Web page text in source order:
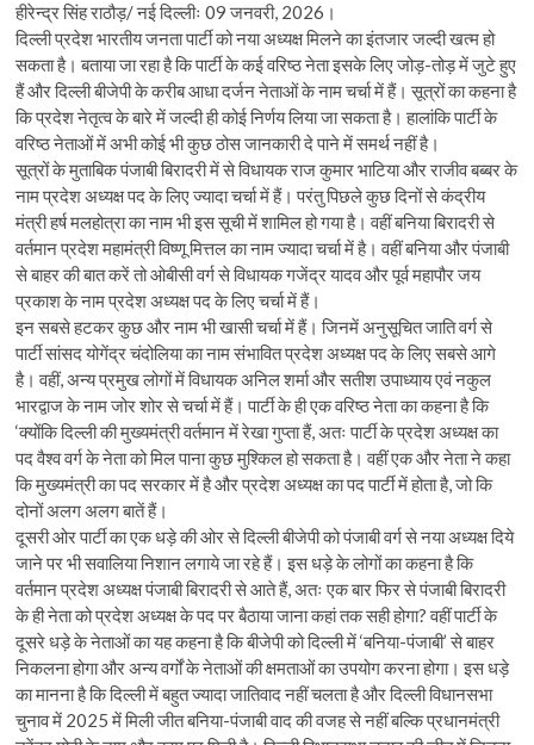
हीरेन्द्र सिंह राठौड़/ नई दिल्लीः 09 जनवरी, 2026।
दिल्ली प्रदेश भारतीय जनता पार्टी को नया अध्यक्ष मिलने का इंतजार जल्दी खत्म हो
सकता है। बताया जा रहा है कि पार्टी के कई वरिष्ठ नेता इसके लिए जोड़-तोड़ में जुटे हुए
हैं और दिल्ली बीजेपी के करीब आधा दर्जन नेताओं के नाम चर्चा में हैं। सूत्रों का कहना है
कि प्रदेश नेतृत्व के बारे में जल्दी ही कोई निर्णय लिया जा सकता है। हालांकि पार्टी के
वरिष्ठ नेताओं में अभी कोई भी कुछ ठोस जानकारी दे पाने में समर्थ नहीं है।
सूत्रों के मुताबिक पंजाबी बिरादरी में से विधायक राज कुमार भाटिया और राजीव बब्बर के
नाम प्रदेश अध्यक्ष पद के लिए ज्यादा चर्चा में हैं। परंतु पिछले कुछ दिनों से कंद्रीय
मंत्री हर्ष मलहोत्रा का नाम भी इस सूची में शामिल हो गया है। वहीं बनिया बिरादरी से
वर्तमान प्रदेश महामंत्री विष्णू मित्तल का नाम ज्यादा चर्चा में है। वहीं बनिया और पंजाबी
से बाहर की बात करें तो ओबीसी वर्ग से विधायक गजेंद्र यादव और पूर्व महापौर जय
प्रकाश के नाम प्रदेश अध्यक्ष पद के लिए चर्चा में हैं।
इन सबसे हटकर कुछ और नाम भी खासी चर्चा में हैं। जिनमें अनुसूचित जाति वर्ग से
पार्टी सांसद योगेंद्र चंदोलिया का नाम संभावित प्रदेश अध्यक्ष पद के लिए सबसे आगे
है। वहीं, अन्य प्रमुख लोगों में विधायक अनिल शर्मा और सतीश उपाध्याय एवं नकुल
भारद्वाज के नाम जोर शोर से चर्चा में हैं। पार्टी के ही एक वरिष्ठ नेता का कहना है कि
‘क्योंकि दिल्ली की मुख्यमंत्री वर्तमान में रेखा गुप्ता हैं, अतः पार्टी के प्रदेश अध्यक्ष का
पद वैश्व वर्ग के नेता को मिल पाना कुछ मुश्किल हो सकता है। वहीं एक और नेता ने कहा
कि मुख्यमंत्री का पद सरकार में है और प्रदेश अध्यक्ष का पद पार्टी में होता है, जो कि
दोनों अलग अलग बातें हैं।
दूसरी ओर पार्टी का एक धड़े की ओर से दिल्ली बीजेपी को पंजाबी वर्ग से नया अध्यक्ष दिये
जाने पर भी सवालिया निशान लगाये जा रहे हैं। इस धड़े के लोगों का कहना है कि
वर्तमान प्रदेश अध्यक्ष पंजाबी बिरादरी से आते हैं, अतः एक बार फिर से पंजाबी बिरादरी
के ही नेता को प्रदेश अध्यक्ष के पद पर बैठाया जाना कहां तक सही होगा? वहीं पार्टी के
दूसरे धड़े के नेताओं का यह कहना है कि बीजेपी को दिल्ली में ‘बनिया-पंजाबी’ से बाहर
निकलना होगा और अन्य वर्गों के नेताओं की क्षमताओं का उपयोग करना होगा। इस धड़े
का मानना है कि दिल्ली में बहुत ज्यादा जातिवाद नहीं चलता है और दिल्ली विधानसभा
चुनाव में 2025 में मिली जीत बनिया-पंजाबी वाद की वजह से नहीं बल्कि प्रधानमंत्री